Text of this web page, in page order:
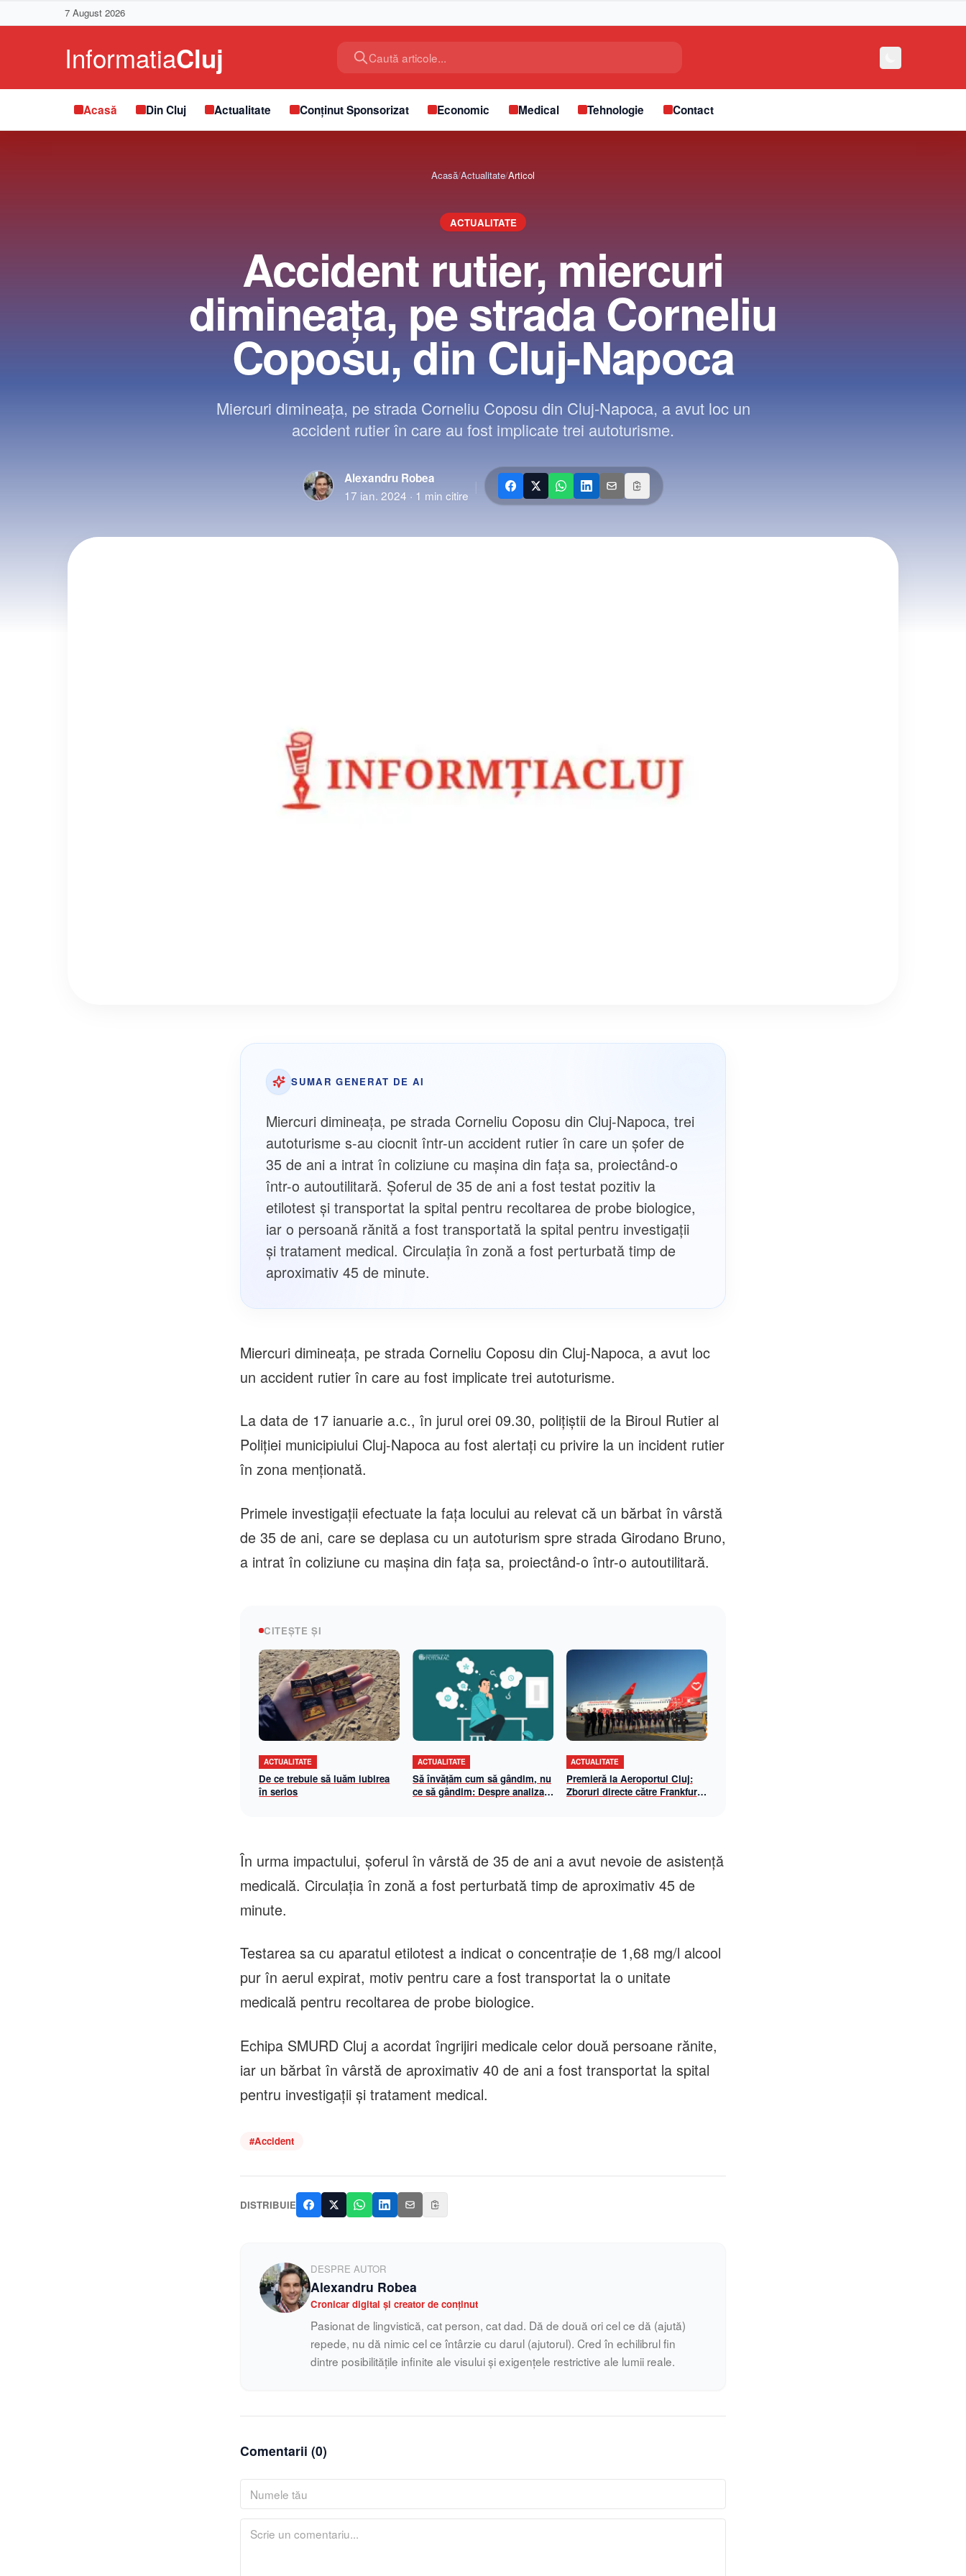
7 August 2026
Caută articole...
Acasă Din Cluj Actualitate Conținut Sponsorizat Economic Medical Tehnologie Contact
Acasă/Actualitate/Articol
ACTUALITATE
Accident rutier, miercuri
dimineața, pe strada Corneliu
Coposu, din Cluj-Napoca
Miercuri dimineața, pe strada Corneliu Coposu din Cluj-Napoca, a avut loc un
accident rutier în care au fost implicate trei autoturisme.
Alexandru Robea
17 ian. 2024 · 1 min citire
|
SUMAR GENERAT DE AI
Miercuri dimineața, pe strada Corneliu Coposu din Cluj-Napoca, trei
autoturisme s-au ciocnit într-un accident rutier în care un șofer de
35 de ani a intrat în coliziune cu mașina din fața sa, proiectând-o
într-o autoutilitară. Șoferul de 35 de ani a fost testat pozitiv la
etilotest și transportat la spital pentru recoltarea de probe biologice,
iar o persoană rănită a fost transportată la spital pentru investigații
și tratament medical. Circulația în zonă a fost perturbată timp de
aproximativ 45 de minute.
Miercuri dimineața, pe strada Corneliu Coposu din Cluj-Napoca, a avut loc
un accident rutier în care au fost implicate trei autoturisme.
La data de 17 ianuarie a.c., în jurul orei 09.30, polițiștii de la Biroul Rutier al
Poliției municipiului Cluj-Napoca au fost alertați cu privire la un incident rutier
în zona menționată.
Primele investigații efectuate la fața locului au relevat că un bărbat în vârstă
de 35 de ani, care se deplasa cu un autoturism spre strada Girodano Bruno,
a intrat în coliziune cu mașina din fața sa, proiectând-o într-o autoutilitară.
CITEȘTE ȘI
ACTUALITATE
De ce trebuie să luăm iubirea
în serios
ACTUALITATE
Să învățăm cum să gândim, nu
ce să gândim: Despre analiza
ACTUALITATE
Premieră la Aeroportul Cluj:
Zboruri directe către Frankfurt
În urma impactului, șoferul în vârstă de 35 de ani a avut nevoie de asistență
medicală. Circulația în zonă a fost perturbată timp de aproximativ 45 de
minute.
Testarea sa cu aparatul etilotest a indicat o concentrație de 1,68 mg/l alcool
pur în aerul expirat, motiv pentru care a fost transportat la o unitate
medicală pentru recoltarea de probe biologice.
Echipa SMURD Cluj a acordat îngrijiri medicale celor două persoane rănite,
iar un bărbat în vârstă de aproximativ 40 de ani a fost transportat la spital
pentru investigații și tratament medical.
#Accident
DISTRIBUIE
DESPRE AUTOR
Alexandru Robea
Cronicar digital și creator de conținut
Pasionat de lingvistică, cat person, cat dad. Dă de două ori cel ce dă (ajută)
repede, nu dă nimic cel ce întârzie cu darul (ajutorul). Cred în echilibrul fin
dintre posibilitățile infinite ale visului și exigențele restrictive ale lumii reale.
Comentarii (0)